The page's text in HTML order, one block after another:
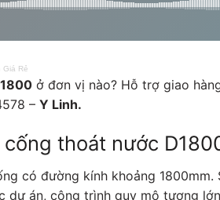
Rẻ
ở đơn vị nào? Hỗ trợ giao
– Y Linh.
thoát nước
có đường kính khoảng
dự án, công trình quy mô tương